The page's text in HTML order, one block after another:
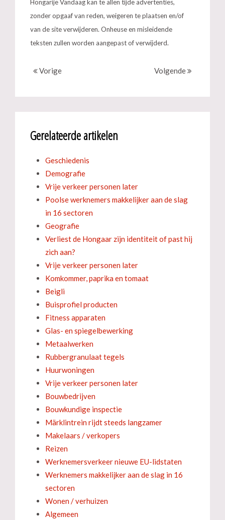
Hongarije Vandaag kan te allen tijde advertenties,
zonder opgaaf van reden, weigeren te plaatsen en/of
van de site verwijderen. Onheuse en misleidende
teksten zullen worden aangepast of verwijderd.
Vorige Volgende
Gerelateerde artikelen
Geschiedenis
Demografie
Vrije verkeer personen later
Poolse werknemers makkelijker aan de slag
in 16 sectoren
Geografie
Verliest de Hongaar zijn identiteit of past hij
zich aan?
Vrije verkeer personen later
Komkommer, paprika en tomaat
Beigli
Buisprofiel producten
Fitness apparaten
Glas- en spiegelbewerking
Metaalwerken
Rubbergranulaat tegels
Huurwoningen
Vrije verkeer personen later
Bouwbedrijven
Bouwkundige inspectie
Märklintrein rijdt steeds langzamer
Makelaars / verkopers
Reizen
Werknemersverkeer nieuwe EU-lidstaten
Werknemers makkelijker aan de slag in 16
sectoren
Wonen / verhuizen
Algemeen